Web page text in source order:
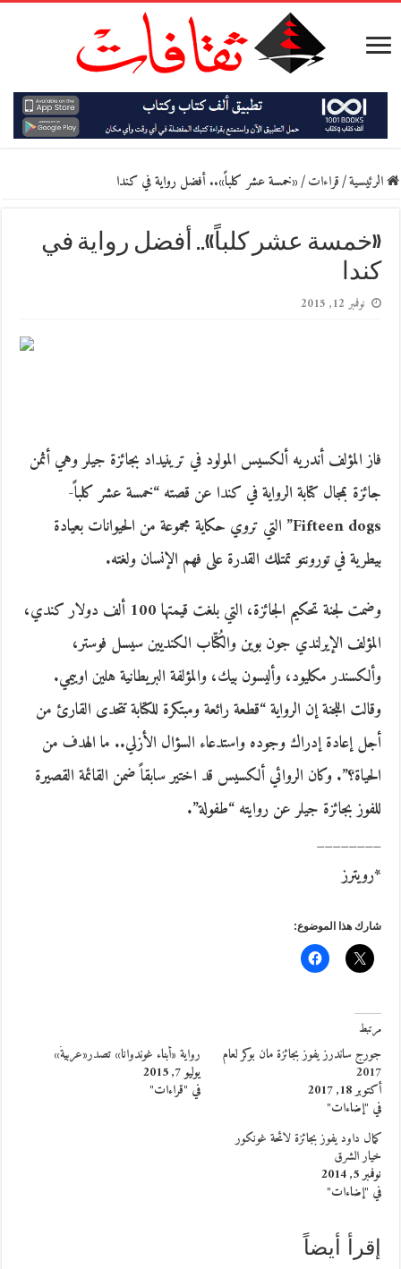
الرئيسية/قراءات/«خمسة عشر كلباً».. أفضل رواية في كندا
«خمسة عشر كلباً».. أفضل رواية في
كندا
نوفمبر 12, 2015
فاز المؤلف أندريه ألكسيس المولود في ترينيداد بجائزة جيلر وهي أثمن
جائزة بمجال كتابة الرواية في كندا عن قصته “خمسة عشر كلباً-
Fifteen dogs” التي تروي حكاية مجموعة من الحيوانات بعيادة
بيطرية في تورونتو تمتلك القدرة على فهم الإنسان ولغته.
وضمت لجنة تحكيم الجائزة، التي بلغت قيمتها 100 ألف دولار كندي،
المؤلف الإيرلندي جون بوين والكُتّاب الكنديين سيسل فوستر،
وألكسندر مكليود، وأليسون بيك، والمؤلفة البريطانية هلين اوييمي.
وقالت اللجنة إن الرواية “قطعة رائعة ومبتكرة للكتابة تتحدى القارئ من
أجل إعادة إدراك وجوده واستدعاء السؤال الأزلي.. ما الهدف من
الحياة؟”. وكان الروائي ألكسيس قد اختير سابقاً ضمن القائمة القصيرة
للفوز بجائزة جيلر عن روايته “طفولة”.
________
*رويترز
شارك هذا الموضوع:
مرتبط
جورج ساندرز يفوز بجائزة مان بوكر لعام
2017
أكتوبر 18, 2017
في "إضاءات"
رواية «أبناء غوندوانا» تصدر«عربيةً»
يوليو 7, 2015
في "قراءات"
كمال داود يفوز بجائزة لائحة غونكور
خيار الشرق
نوفمبر 5, 2014
في "إضاءات"
إقرأ أيضاً